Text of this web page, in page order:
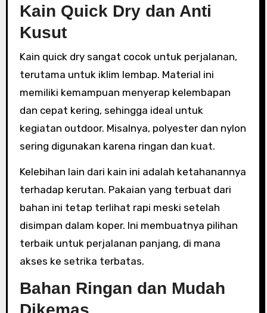
Kain Quick Dry dan Anti
Kusut
Kain quick dry sangat cocok untuk perjalanan,
terutama untuk iklim lembap. Material ini
memiliki kemampuan menyerap kelembapan
dan cepat kering, sehingga ideal untuk
kegiatan outdoor. Misalnya, polyester dan nylon
sering digunakan karena ringan dan kuat.
Kelebihan lain dari kain ini adalah ketahanannya
terhadap kerutan. Pakaian yang terbuat dari
bahan ini tetap terlihat rapi meski setelah
disimpan dalam koper. Ini membuatnya pilihan
terbaik untuk perjalanan panjang, di mana
akses ke setrika terbatas.
Bahan Ringan dan Mudah